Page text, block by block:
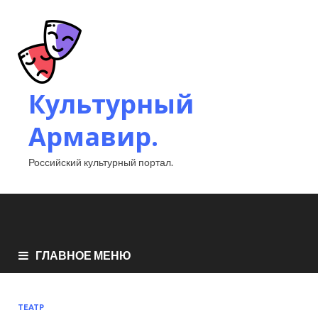
Культурный
Армавир.
Российский культурный портал.
ГЛАВНОЕ МЕНЮ
ТЕАТР